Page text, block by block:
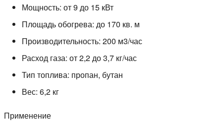
Мощность: от 9 до 15 кВт
Площадь обогрева: до 170 кв. м
Производительность: 200 м3/час
Расход газа: от 2,2 до 3,7 кг/час
Тип топлива: пропан, бутан
Вес: 6,2 кг
Применение